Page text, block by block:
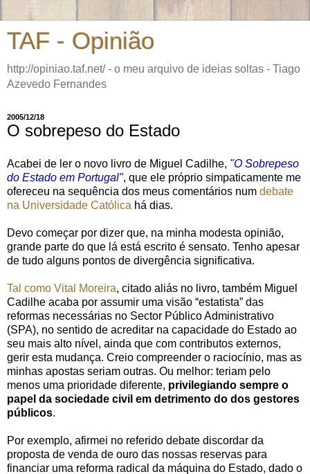
TAF - Opinião
http://opiniao.taf.net/ - o meu arquivo de ideias soltas - Tiago
Azevedo Fernandes
2005/12/18
O sobrepeso do Estado
Acabei de ler o novo livro de Miguel Cadilhe, "O Sobrepeso
do Estado em Portugal", que ele próprio simpaticamente me
ofereceu na sequência dos meus comentários num debate
na Universidade Católica há dias.
Devo começar por dizer que, na minha modesta opinião,
grande parte do que lá está escrito é sensato. Tenho apesar
de tudo alguns pontos de divergência significativa.
Tal como Vital Moreira, citado aliás no livro, também Miguel
Cadilhe acaba por assumir uma visão “estatista” das
reformas necessárias no Sector Público Administrativo
(SPA), no sentido de acreditar na capacidade do Estado ao
seu mais alto nível, ainda que com contributos externos,
gerir esta mudança. Creio compreender o raciocínio, mas as
minhas apostas seriam outras. Ou melhor: teriam pelo
menos uma prioridade diferente, privilegiando sempre o
papel da sociedade civil em detrimento do dos gestores
públicos.
Por exemplo, afirmei no referido debate discordar da
proposta de venda de ouro das nossas reservas para
financiar uma reforma radical da máquina do Estado, dado o